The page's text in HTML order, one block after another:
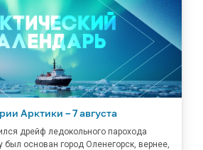
Арктики – 7 августа
дрейф ледокольного парохода
был основан город Оленегорск, вернее,